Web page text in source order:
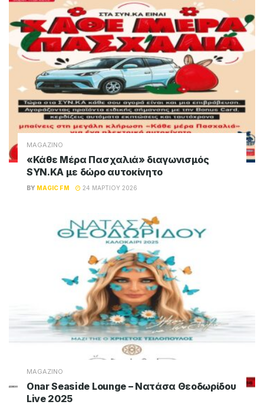
MAGAZINO
«Κάθε Μέρα Πασχαλιά» διαγωνισμός
SYN.KA με δώρο αυτοκίνητο
BY MAGIC FM 24 ΜΑΡΤΊΟΥ 2026
MAGAZINO
Onar Seaside Lounge – Νατάσα Θεοδωρίδου
Live 2025